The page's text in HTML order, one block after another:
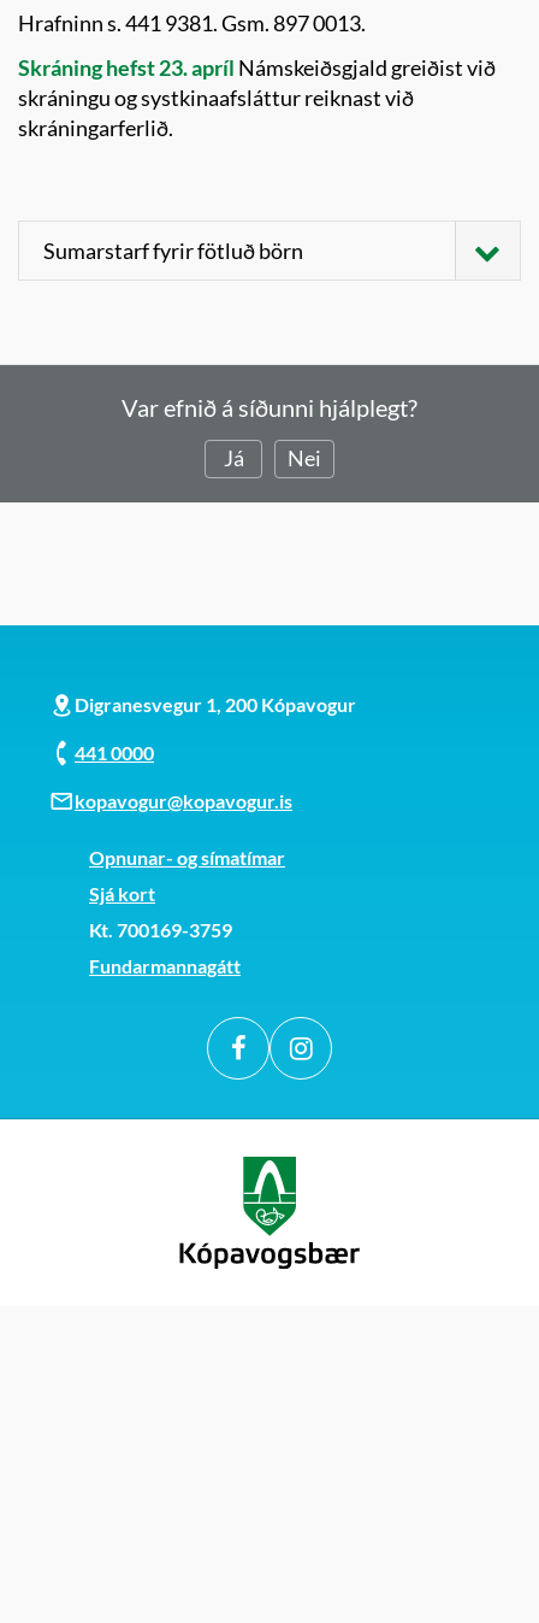
Hrafninn s. 441 9381. Gsm. 897 0013.
Skráning hefst 23. apríl Námskeiðsgjald greiðist við
skráningu og systkinaafsláttur reiknast við
skráningarferlið.
Sumarstarf fyrir fötluð börn
Guðmunda Brynja Óladóttir
Hrafninn s. 441 9381. Gsm 897 0013.
Sumarvikur í Klettaskóla (7 - 16 ára)
Var efnið á síðunni hjálplegt?
Já Nei
Digranesvegur 1, 200 Kópavogur
441 0000
kopavogur@kopavogur.is
Opnunar- og símatímar
Sjá kort
Kt. 700169-3759
Fundarmannagátt